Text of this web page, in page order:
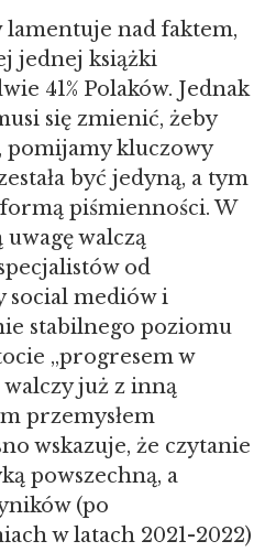
nad faktem,
jednej książki
41% Polaków. Jednak
się zmienić, żeby
pomijamy kluczowy
być jedyną, a tym
piśmienności. W
uwagę walczą
od
social mediów i
stabilnego poziomu
„progresem w
walczy już z inną
przemysłem
wskazuje, że czytanie
powszechną, a
(po
w latach 2021-2022)